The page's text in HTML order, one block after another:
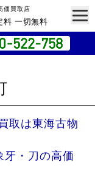
価買取店
料 一切無料
取は東海古物
牙・刀の高価